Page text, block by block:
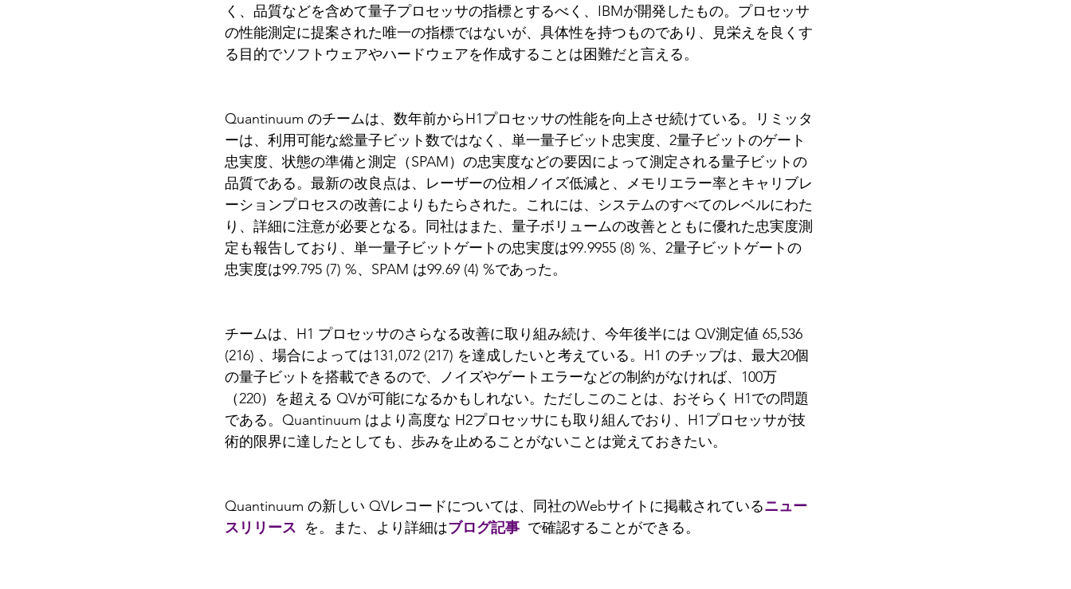
く、品質などを含めて量子プロセッサの指標とするべく、IBMが開発したもの。プロセッサ
の性能測定に提案された唯一の指標ではないが、具体性を持つものであり、見栄えを良くす
る目的でソフトウェアやハードウェアを作成することは困難だと言える。
Quantinuum のチームは、数年前からH1プロセッサの性能を向上させ続けている。リミッタ
ーは、利用可能な総量子ビット数ではなく、単一量子ビット忠実度、2量子ビットのゲート
忠実度、状態の準備と測定（SPAM）の忠実度などの要因によって測定される量子ビットの
品質である。最新の改良点は、レーザーの位相ノイズ低減と、メモリエラー率とキャリブレ
ーションプロセスの改善によりもたらされた。これには、システムのすべてのレベルにわた
り、詳細に注意が必要となる。同社はまた、量子ボリュームの改善とともに優れた忠実度測
定も報告しており、単一量子ビットゲートの忠実度は99.9955 (8) %、2量子ビットゲートの
忠実度は99.795 (7) %、SPAM は99.69 (4) %であった。
チームは、H1 プロセッサのさらなる改善に取り組み続け、今年後半には QV測定値 65,536
(216) 、場合によっては131,072 (217) を達成したいと考えている。H1 のチップは、最大20個
の量子ビットを搭載できるので、ノイズやゲートエラーなどの制約がなければ、100万
（220）を超える QVが可能になるかもしれない。ただしこのことは、おそらく H1での問題
である。Quantinuum はより高度な H2プロセッサにも取り組んでおり、H1プロセッサが技
術的限界に達したとしても、歩みを止めることがないことは覚えておきたい。
Quantinuum の新しい QVレコードについては、同社のWebサイトに掲載されているニュー
スリリース を。また、より詳細はブログ記事 で確認することができる。